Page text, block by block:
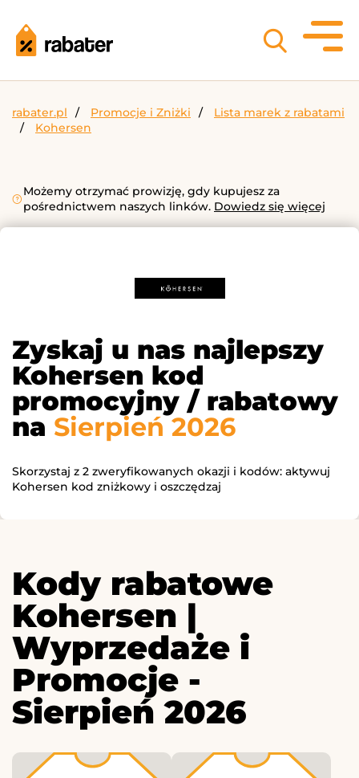
rabater.pl Promocje i Zniżki
Lista marek z rabatami
Kohersen
Możemy otrzymać prowizję, gdy kupujesz za
pośrednictwem naszych linków. Dowiedz się więcej
Zyskaj u nas najlepszy
Kohersen kod
promocyjny / rabatowy
na Sierpień 2026
Skorzystaj z 2 zweryfikowanych okazji i kodów: aktywuj
Kohersen kod zniżkowy i oszczędzaj
Kody rabatowe
Kohersen |
Wyprzedaże i
Promocje -
Sierpień 2026